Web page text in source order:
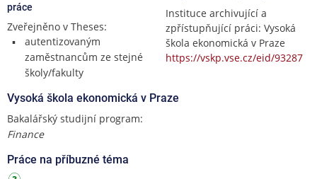
práce
Zveřejněno v Theses:
autentizovaným
zaměstnancům ze stejné
školy/fakulty
Instituce archivující a
zpřístupňující práci: Vysoká
škola ekonomická v Praze
https://vskp.vse.cz/eid/93287
Vysoká škola ekonomická v Praze
Bakalářský studijní program:
Finance
Práce na příbuzné téma